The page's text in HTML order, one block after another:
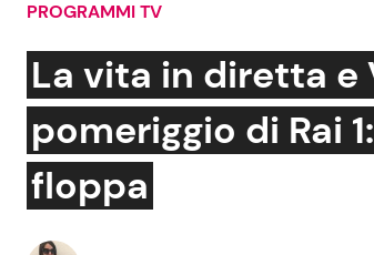
Social News
News dal mondo
PROGRAMMI TV
La vita in diretta e
pomeriggio di Rai
floppa